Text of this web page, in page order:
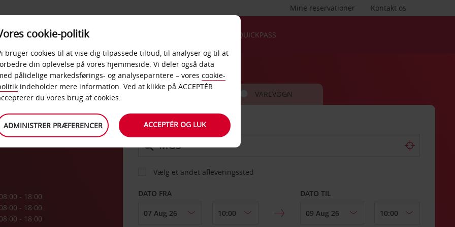
Kontakt os
Mine reservationer
PRODUKTER &
KONTORER
QUICKPASS
08:00 - 18:00
08:00 - 18:00
08:00 - 18:00
BIL VAREVOGN
AFHENT FRA
Vælg et andet afleveringssted
DATO FRA DATO TIL
cookie-politik
bruger cookies til at vise dig tilpassede tilbud, til analyser og til at
din oplevelse på vores hjemmeside. Vi deler også data
pålidelige markedsførings- og analyseparntere – vores cookie-
indeholder mere information. Ved at klikke på ACCEPTÉR
du vores brug af cookies.
ADMINISTRER PRÆFERENCER ACCEPTÉR OG LUK